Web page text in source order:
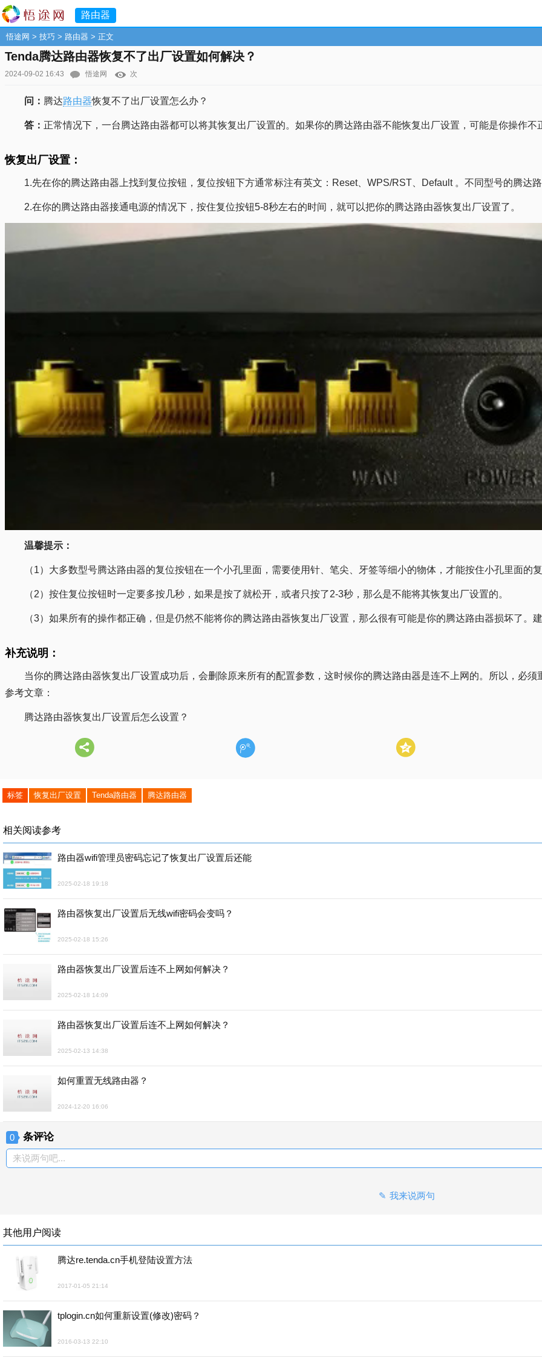
路由器
悟途网 > 技巧 > 路由器 > 正文
Tenda腾达路由器恢复不了出厂设置如何解决？
2024-09-02 16:43 悟途网 次
问： 腾达路由器恢复不了出厂设置怎么办？
答： 正常情况下，一台腾达路由器都可以将其恢复出厂设置的。如果你的腾达路由器不能恢复出厂设置，可能是你操作不
恢复出厂设置：
1.先在你的腾达路由器上找到复位按钮，复位按钮下方通常标注有英文：Reset、WPS/RST、Default 。不同型号的腾达
2.在你的腾达路由器接通电源的情况下，按住复位按钮5-8秒左右的时间，就可以把你的腾达路由器恢复出厂设置了。
温馨提示：
（1）大多数型号腾达路由器的复位按钮在一个小孔里面，需要使用针、笔尖、牙签等细小的物体，才能按住小孔里面的复
（2）按住复位按钮时一定要多按几秒，如果是按了就松开，或者只按了2-3秒，那么是不能将其恢复出厂设置的。
（3）如果所有的操作都正确，但是仍然不能将你的腾达路由器恢复出厂设置，那么很有可能是你的腾达路由器损坏了。
补充说明：
当你的腾达路由器恢复出厂设置成功后，会删除原来所有的配置参数，这时候你的腾达路由器是连不上网的。所以，必
参考文章：
腾达路由器恢复出厂设置后怎么设置？
标签 恢复出厂设置 Tenda路由器 腾达路由器
相关阅读参考
路由器wifi管理员密码忘记了恢复出厂设置后还能
2025-02-18 19:18
路由器恢复出厂设置后无线wifi密码会变吗？
2025-02-18 15:26
路由器恢复出厂设置后连不上网如何解决？
2025-02-18 14:09
路由器恢复出厂设置后连不上网如何解决？
2025-02-13 14:38
如何重置无线路由器？
2024-12-20 16:06
0 条评论
来说两句吧...
我来说两句
其他用户阅读
腾达re.tenda.cn手机登陆设置方法
2017-01-05 21:14
tplogin.cn如何重新设置(修改)密码？
2016-03-13 22:10